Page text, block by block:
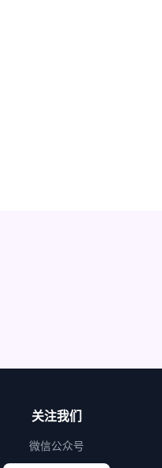
关注我们
微信公众号